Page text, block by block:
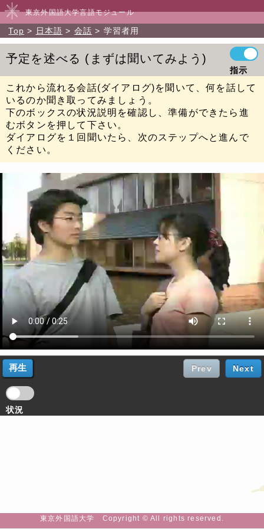
東京外国語大学言語モジュール
Top 日本語 会話 学習者用
予定を述べる まずは聞いてみよう
指示
これから流れる会話(ダイアログ)を聞いて、何を話して
いるのか聞き取ってみましょう。
下のボックスの状況説明を確認し、準備ができたら進
むボタンを押して下さい。
ダイアログを１回聞いたら、次のステップへと進んで
ください。
状況
Prev Next
東京外国語大学 Copyright © All rights reserved.